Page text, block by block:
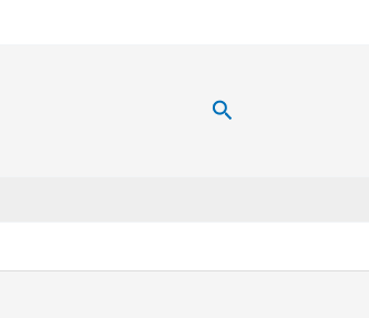
Поиск